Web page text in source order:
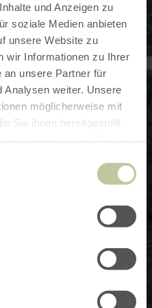
und Anzeigen zu
soziale Medien anbieten
unsere Website zu
wir Informationen zu Ihrer
an unsere Partner für
Analysen weiter. Unsere
möglicherweise mit
Sie ihnen bereitgestellt